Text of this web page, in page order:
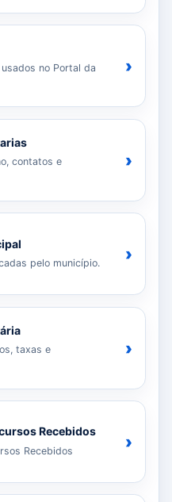
no Portal da
›
contatos e
›
pelo município. ›
taxas e
›
Recebidos
Recebidos ›